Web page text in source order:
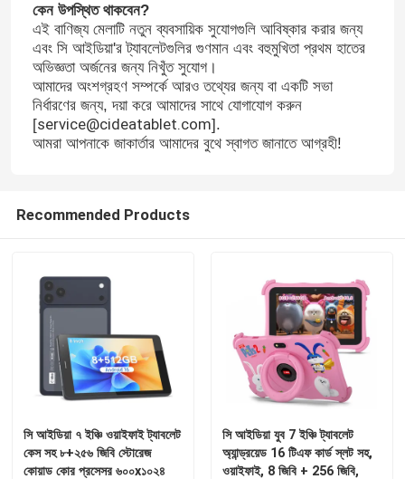
কেন উপস্থিত থাকবেন?
এই বাণিজ্য মেলাটি নতুন ব্যবসায়িক সুযোগগুলি আবিষ্কার করার জন্য
এবং সি আইডিয়া'র ট্যাবলেটগুলির গুণমান এবং বহুমুখিতা প্রথম হাতের
অভিজ্ঞতা অর্জনের জন্য নিখুঁত সুযোগ।
আমাদের অংশগ্রহণ সম্পর্কে আরও তথ্যের জন্য বা একটি সভা
নির্ধারণের জন্য, দয়া করে আমাদের সাথে যোগাযোগ করুন
[service@cideatablet.com].
আমরা আপনাকে জাকার্তার আমাদের বুথে স্বাগত জানাতে আগ্রহী!
Recommended Products
সি আইডিয়া ৭ ইঞ্চি ওয়াইফাই ট্যাবলেট
কেস সহ ৮+২৫৬ জিবি স্টোরেজ
কোয়াড কোর প্রসেসর ৬০০x১০২৪
সি আইডিয়া যুব 7 ইঞ্চি ট্যাবলেট
অ্যান্ড্রয়েড 16 টিএফ কার্ড স্লট সহ,
ওয়াইফাই, 8 জিবি + 256 জিবি,